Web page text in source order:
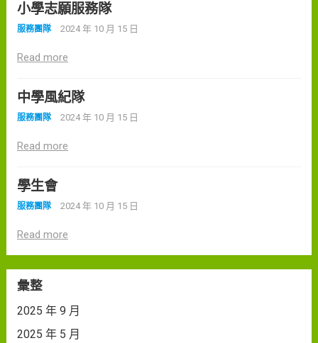
小學志願服務隊
服務團隊 2024 年 10 月 15 日
Read more
中學風紀隊
服務團隊 2024 年 10 月 15 日
Read more
學生會
服務團隊 2024 年 10 月 15 日
Read more
彙整
2025 年 9 月
2025 年 5 月